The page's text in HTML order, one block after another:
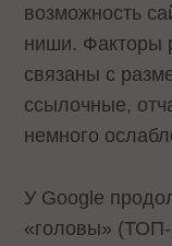
возможность
ниши. Факторы
связаны с
ссылочные,
немного
У Google
«головы»